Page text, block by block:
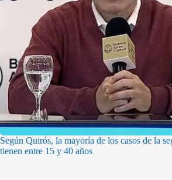
Según Quirós, la mayoría de los casos de la
tienen entre 15 y 40 años